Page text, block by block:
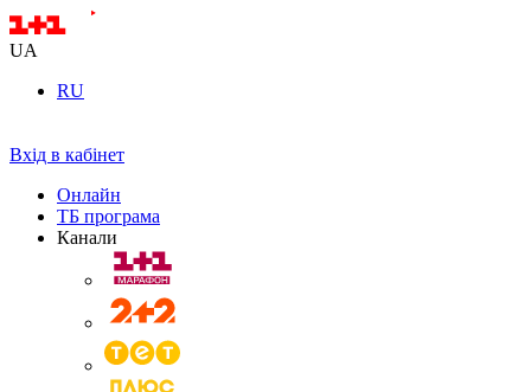
UA
RU
Вхід в кабінет
Онлайн
ТБ програма
Канали